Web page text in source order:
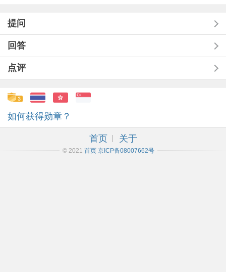
提问
回答
点评
如何获得勋章？
首页 关于
© 2021 首页 京ICP备08007662号